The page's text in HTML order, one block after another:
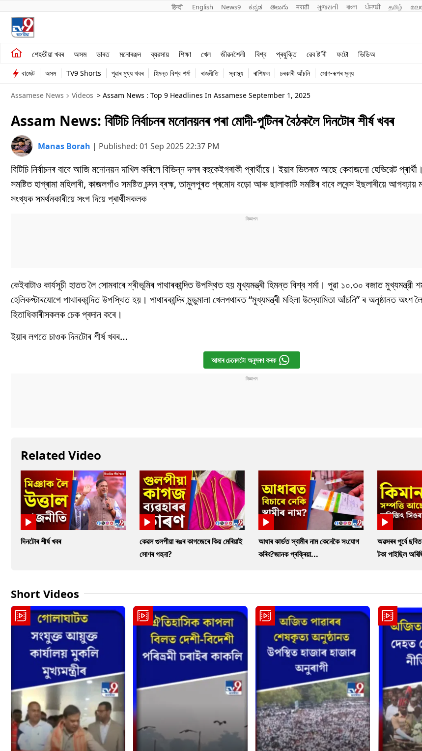
हिन्दी English News9 ಕನ್ನಡ తెలుగు मराठी ગુજરાતી বাংলা ਪੰਜਾਬੀ தமிழ்
শেহতীয়া খবৰ অসম ভাৰত মনোৰঞ্জন ব্যৱসায় শিক্ষা খেল জীৱনশৈলী বিশ্ব প্ৰযুক্তি ৱেব ষ্ট'ৰী ফটো ভিডিঅ
শেহতীয়া খবৰ
অসম
ভাৰত
ব্যৱসায়
খেল
জীৱনশৈলী
বাজেট অসম TV9 Shorts পুৱাৰ মুখ্য খবৰ হিমন্ত বিশ্ব শৰ্মা ৰাজনীতি স্বাস্থ্য ৰাশিফল চৰকাৰী আঁচনি সোণ-ৰূপৰ মূল্য
Assamese News Videos > Assam News : Top 9 Headlines In Assamese September 1, 2025
Assam News: বিটিচি নিৰ্বাচনৰ মনোনয়নৰ পৰা মোদী-পুটিনৰ বৈঠকলৈ দিনটোৰ শীৰ্ষ খবৰ
Manas Borah | Published: 01 Sep 2025 22:37 PM
বিটিচি নিৰ্বাচনৰ বাবে আজি মনোনয়ন দাখিল কৰিলে বিভিন্ন দলৰ বহুকেইগৰাকী প্ৰাৰ্থীয়ে। ইয়াৰ ভিতৰত আছে কেবাজনো হেভিৱেট
সমষ্টিত হাগ্ৰামা মহিলাৰী, কাজলগাঁও সমষ্টিত চন্দন ব্ৰহ্ম, তামুলপুৰত প্ৰমোদ বড়ো আৰু ছালাকাটি সমষ্টিৰ বাবে লৰেন্স ইছলাৰীয়ে
সংখ্যক সমৰ্থনকাৰীয়ে সংগ দিয়ে প্ৰাৰ্থীসকলক
কেইবাটাও কাৰ্যসূচী হাতত লৈ সোমবাৰে শ্ৰীভূমিৰ পাথাৰকান্দিত উপস্থিত হয় মুখ্যমন্ত্ৰী হিমন্ত বিশ্ব শৰ্মা। পুৱা ১০.৩০ বজাত মুখ্যমন্ত্রী
হেলিকপ্টাৰযোগে পাথাৰকান্দিত উপস্থিত হয়। পাথাৰকান্দিৰ মুন্ডুমালা খেলপথাৰত “মুখ্যমন্ত্ৰী মহিলা উদ্যোমিতা আঁচনি” ৰ অনুষ্ঠানত অংশ
হিতাধিকাৰীসকলক চেক প্ৰদান কৰে।
ইয়াৰ লগতে চাওক দিনটোৰ শীৰ্ষ খবৰ…
আমাৰ চেনেলটো অনুসৰণ কৰক
Related Video
দিনটোৰ শীৰ্ষ খবৰ
কেৱল গুলপীয়া ৰঙৰ কাগজেৰে কিয় মেৰিয়াই
সোণৰ গহনা?
আধাৰ কাৰ্ডত স্বামীৰ নাম কেনেকৈ সংযোগ
কৰিব?জানক প্ৰক্ৰিয়া...
অৱসৰৰ পূৰ্বে
টকা পাইছিল
Short Videos